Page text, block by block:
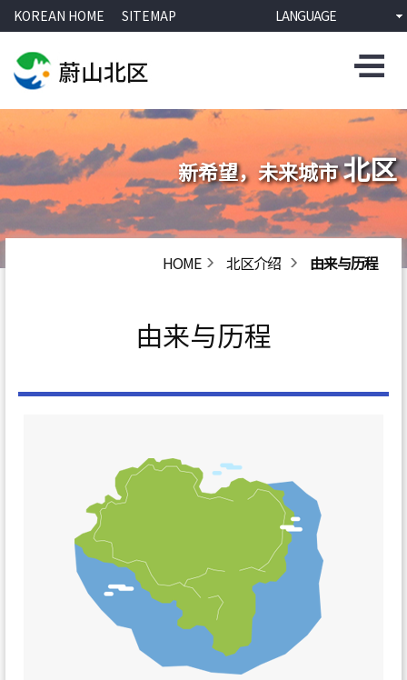
KOREAN HOME SITEMAP LANGUAGE
新希望，未来城市北区
HOME 北区介绍 由来与历程
由来与历程